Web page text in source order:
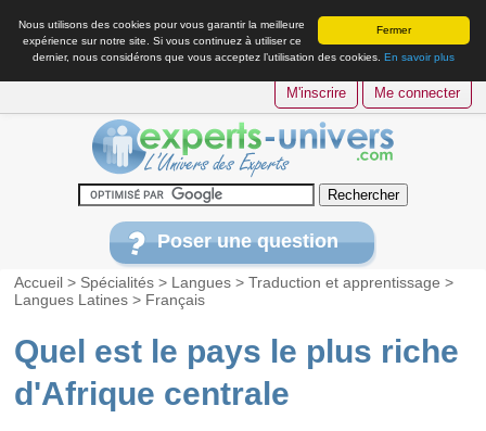
Fermer
Nous utilisons des cookies pour vous garantir la meilleure
expérience sur notre site. Si vous continuez à utiliser ce
dernier, nous considérons que vous acceptez l’utilisation des cookies. En savoir plus
M'inscrire Me connecter
Poser une question
Accueil > Spécialités > Langues >Traduction et apprentissage >
Langues Latines > Français
Quel est le pays le plus riche
d'Afrique centrale